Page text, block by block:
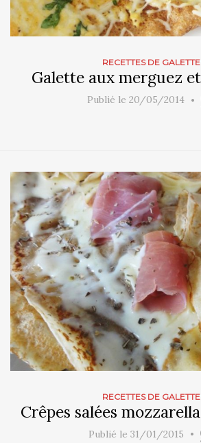
RECETTES DE
Galette aux merguez
Publié le 20/05/2014
RECETTES DE
Crêpes salées
Publié le 31/01/2015